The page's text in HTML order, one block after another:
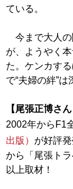
ている。
今まで大人の
が、ようやく
た。ケンカす
で“夫婦の絆”は
【尾張正博さん
2002年からF1
出版） が好評
から「尾張ト
以上取材！